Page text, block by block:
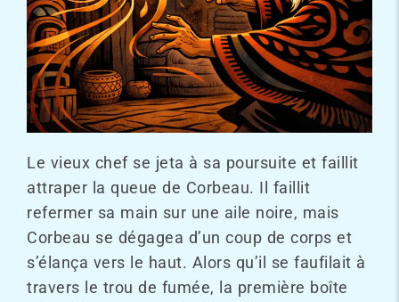
Le vieux chef se jeta à sa poursuite et faillit
attraper la queue de Corbeau. Il faillit
refermer sa main sur une aile noire, mais
Corbeau se dégagea d’un coup de corps et
s’élança vers le haut. Alors qu’il se faufilait à
travers le trou de fumée, la première boîte